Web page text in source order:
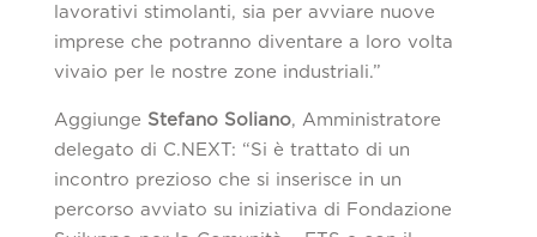
lavorativi stimolanti, sia per avviare nuove
imprese che potranno diventare a loro volta
vivaio per le nostre zone industriali.”
Aggiunge Stefano Soliano, Amministratore
delegato di C.NEXT: “Si è trattato di un
incontro prezioso che si inserisce in un
percorso avviato su iniziativa di Fondazione